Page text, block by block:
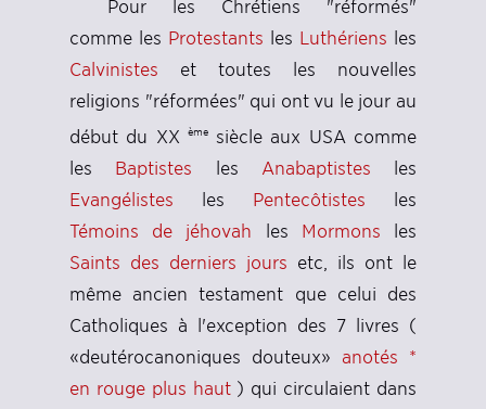
Pour les Chrétiens "réformés"
comme les Protestants les Luthériens les
Calvinistes et toutes les nouvelles
religions "réformées" qui ont vu le jour au
début du XX
èmesiècle aux USA comme
les Baptistes les Anabaptistes les
Evangélistes les Pentecôtistes les
Témoins de jéhovah les Mormons les
Saints des derniers jours etc, ils ont le
même ancien testament que celui des
Catholiques à l'exception des 7 livres (
«deutérocanoniques douteux» anotés *
en rouge plus haut) qui circulaient dans